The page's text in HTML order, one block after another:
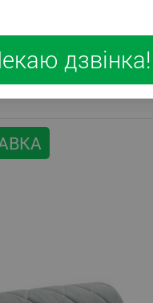
дзвінка!